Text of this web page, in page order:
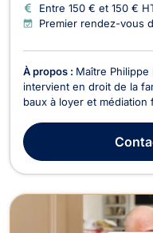
Entre 150 € et 150 €
Premier rendez-vous
À propos : Maître Philippe
intervient en droit de la
baux à loyer et
contentieux, cohabitation
droit de visite, pensions...